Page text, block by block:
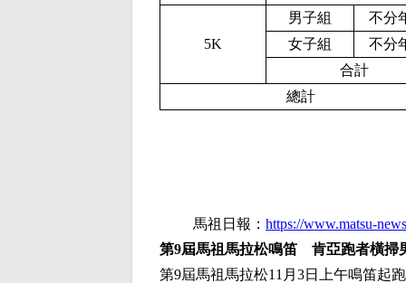
5K
男子組
不分
女子組
不分
合計
總計
馬祖日報： https://www.matsu-
第9屆馬祖馬拉松鳴笛 肯亞跑者橫掃
第9屆馬祖馬拉松11月3日上午鳴笛起